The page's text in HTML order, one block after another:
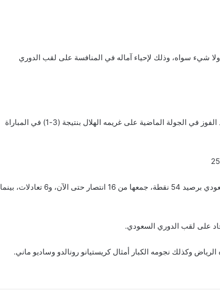
شيء سواه، وذلك لإحياء آماله في المنافسة على لقب الدوري
ويدخل النصر السعودي مباراة اليوم بمعنويات مرتفعة بعد الفوز في الجولة الماضية على غريمه الهلال بنتيجة (3-1) في المباراة
ويحتل النصر المركز الثالث في جدول ترتيب الدوري السعودي برصيد 54 نقطة، جمعها من 16 انتصار حتى الآن، و6 تعادلات، بينما
على لقب الدوري السعودي.
وكذلك نجومه الكبار أمثال كريستيانو رونالدو وساديو ماني.